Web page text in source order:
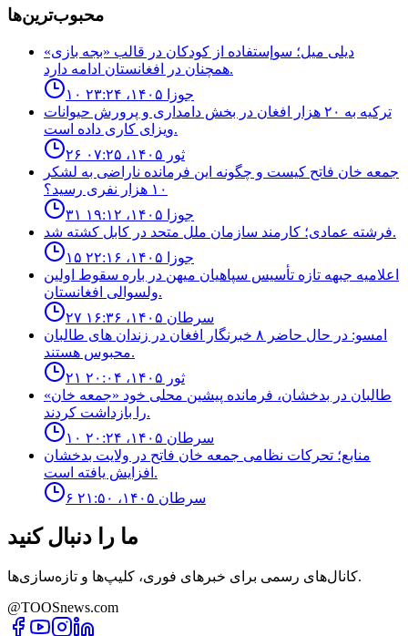
محبوب‌ترین‌ها
ديلى ميل؛ سوإستفاده از كودكان در قالب «بجه بازى»
همچنان در افغانستان ادامه دارد.
۱۰ جوزا ۱۴۰۵، ۲۳:۲۴
ترکیه به ۲۰ هزار افغان در بخش دامداری و پرورش حیوانات
ویزای کاری داده است.
۲۶ ثور ۱۴۰۵، ۰۷:۲۵
جمعه خان فاتح كيست و چگونه اين فرمانده ناراضى به لشكر
١٠ هزار نفرى رسيد؟
۳۱ جوزا ۱۴۰۵، ۱۹:۱۲
فرشته عمادى؛ كارمند سازمان ملل متحد در كابل كشته شد.
۱۵ جوزا ۱۴۰۵، ۲۲:۱۶
اعلاميه جبهه تازه تأسيس سپاهيان ميهن در باره سقوط اولين
ولسوالى افغانستان.
۲۷ سرطان ۱۴۰۵، ۱۶:۳۶
امسو: در حال حاضر ۸ خبرنگار افغان در زندان‌ های طالبان
محبوس هستند.
۲۱ ثور ۱۴۰۵، ۲۰:۰۴
طالبان در بدخشان، فرمانده پیشین محلی خود «جمعه خان»
را بازداشت کردند.
۱۰ سرطان ۱۴۰۵، ۲۰:۲۴
منابع؛ تحركات نظامى جمعه خان فاتح در ولايت بدخشان
افزايش يافته است.
۶ سرطان ۱۴۰۵، ۲۱:۵۰
ما را دنبال کنید
کانال‌های رسمی برای خبرهای فوری، کلیپ‌ها و تازه‌سازی‌ها.
@TOOSnews.com